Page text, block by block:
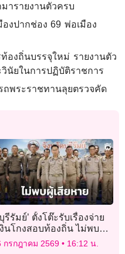
ารายงานตัวครบ
งปากช่อง 69 พ่อเมือง
องถิ่นบรรจุใหม่ รายงานตัว
นัยในการปฏิบัติราชการ
ถพระราชทานลุยตรวจคัด
บุรีรัมย์’ ตั้งโต๊ะรับเรื่องจ่าย
งินโกงสอบท้องถิ่น ไม่พบผู้
สียหายแจ้งความแม้แต่คน
กรกฎาคม 2569 16:12 น.